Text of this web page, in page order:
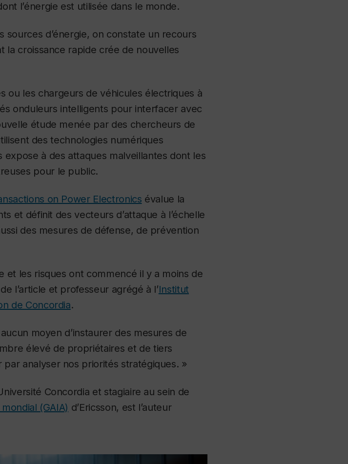
l’énergie est utilisée dans le monde.
sources d’énergie, on constate un recours
croissance rapide crée de nouvelles
ou les chargeurs de véhicules électriques à
onduleurs intelligents pour interfacer avec
étude menée par des chercheurs de
des technologies numériques
expose à des attaques malveillantes dont les
pour le public.
on Power Electronics évalue la
et définit des vecteurs d’attaque à l’échelle
des mesures de défense, de prévention
les risques ont commencé il y a moins de
l’article et professeur agrégé à l’Institut
de Concordia.
moyen d’instaurer des mesures de
élevé de propriétaires et de tiers
analyser nos priorités stratégiques. »
Concordia et stagiaire au sein de
(GAIA) d’Ericsson, est l’auteur